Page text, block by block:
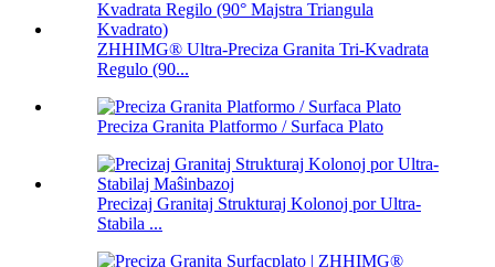
ZHHIMG® Ultra-Preciza Granita Tri-Kvadrata
Regulo (90...
Preciza Granita Platformo / Surfaca Plato
Precizaj Granitaj Strukturaj Kolonoj por Ultra-
Stabila ...